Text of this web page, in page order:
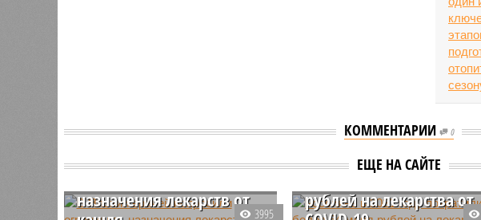
КОММЕНТАРИИ 0
ЕЩЕ НА САЙТЕ
В Японии врачей
назначения лекарств от
3995
Россияне в 2021 году
потратили более 64 млрд
рублей на лекарства от